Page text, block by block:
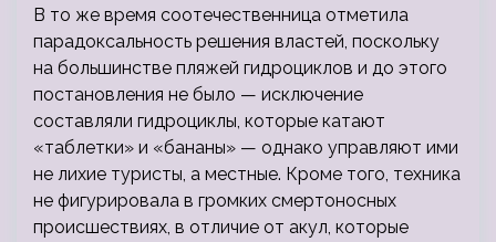
В то же время соотечественница отметила
парадоксальность решения властей, поскольку
на большинстве пляжей гидроциклов и до этого
постановления не было — исключение
составляли гидроциклы, которые катают
«таблетки» и «бананы» — однако управляют ими
не лихие туристы, а местные. Кроме того, техника
не фигурировала в громких смертоносных
происшествиях, в отличие от акул, которые